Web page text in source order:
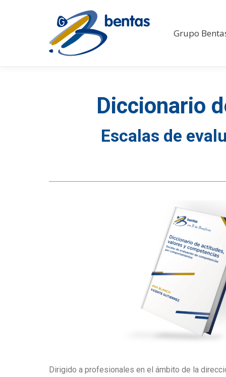
Grupo
Diccionario
Escalas de
Dirigido a profesionales en el ámbito de la